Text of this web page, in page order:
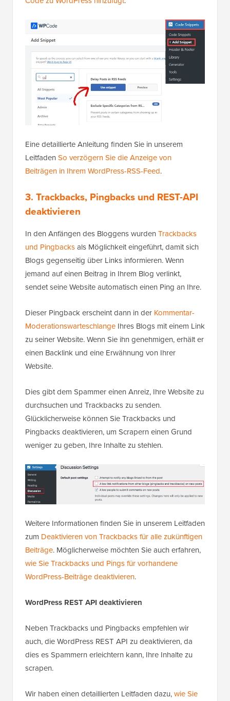
Eine detaillierte Anleitung finden Sie in unserem
Leitfaden So verzögern Sie die Anzeige von
Beiträgen in Ihrem WordPress-RSS-Feed.
3. Trackbacks, Pingbacks und REST-API
deaktivieren
In den Anfängen des Bloggens wurden Trackbacks
und Pingbacksals Möglichkeit eingeführt, damit sich
Blogs gegenseitig über Links informieren. Wenn
jemand auf einen Beitrag in Ihrem Blog verlinkt,
sendet seine Website automatisch einen Ping an Ihre.
Dieser Pingback erscheint dann in der Kommentar-
Moderationswarteschlange Ihres Blogs mit einem Link
zu seiner Website. Wenn Sie ihn genehmigen, erhält er
einen Backlink und eine Erwähnung von Ihrer
Website.
Dies gibt dem Spammer einen Anreiz, Ihre Website zu
durchsuchen und Trackbacks zu senden.
Glücklicherweise können Sie Trackbacks und
Pingbacks deaktivieren, um Scrapern einen Grund
weniger zu geben, Ihre Inhalte zu stehlen.
Weitere Informationen finden Sie in unserem Leitfaden
zum Deaktivieren von Trackbacks für alle zukünftigen
Beiträge. Möglicherweise möchten Sie auch erfahren,
wie Sie Trackbacks und Pings für vorhandene
WordPress-Beiträge deaktivieren.
WordPress REST API deaktivieren
Neben Trackbacks und Pingbacks empfehlen wir
auch, die WordPress REST API zu deaktivieren, da
dies es Spammern erleichtern kann, Ihre Inhalte zu
scrapen.
Wir haben einen detaillierten Leitfaden dazu,wie Sie